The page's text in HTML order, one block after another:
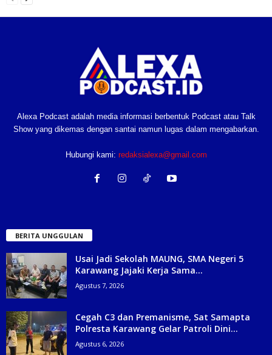
Alexa Podcast adalah media informasi berbentuk Podcast atau Talk
Show yang dikemas dengan santai namun lugas dalam mengabarkan.
Hubungi kami: redaksialexa@gmail.com
BERITA UNGGULAN
Usai Jadi Sekolah MAUNG, SMA Negeri 5
Karawang Jajaki Kerja Sama...
Agustus 7, 2026
Cegah C3 dan Premanisme, Sat Samapta
Polresta Karawang Gelar Patroli Dini...
Agustus 6, 2026